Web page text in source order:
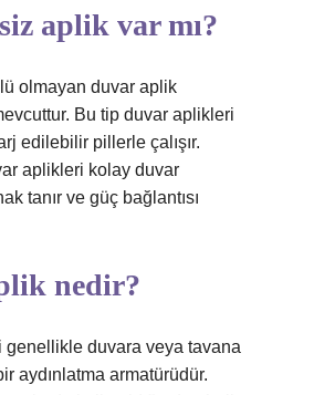
aplik var mı?
olmayan duvar aplik
Bu tip duvar aplikleri
edilebilir pillerle çalışır.
aplikleri kolay duvar
tanır ve güç bağlantısı
nedir?
genellikle duvara veya tavana
aydınlatma armatürüdür.